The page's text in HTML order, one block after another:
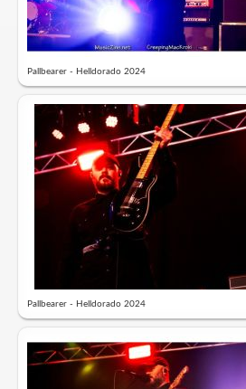
Pallbearer - Helldorado 2024
Pallbearer - Helldorado 2024